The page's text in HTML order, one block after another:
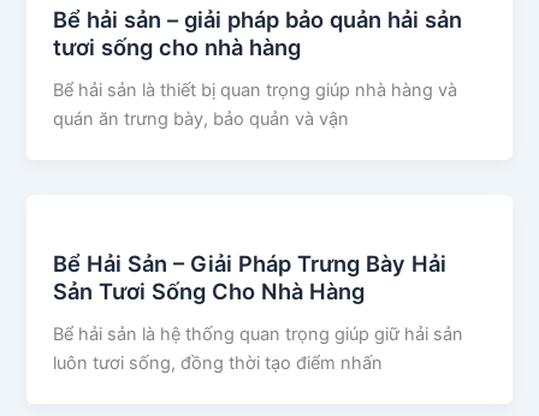
Bể hải sản – giải pháp bảo quản hải sản
tươi sống cho nhà hàng
Bể hải sản là thiết bị quan trọng giúp nhà hàng và
quán ăn trưng bày, bảo quản và vận
Bể Hải Sản – Giải Pháp Trưng Bày Hải
Sản Tươi Sống Cho Nhà Hàng
Bể hải sản là hệ thống quan trọng giúp giữ hải sản
luôn tươi sống, đồng thời tạo điểm nhấn